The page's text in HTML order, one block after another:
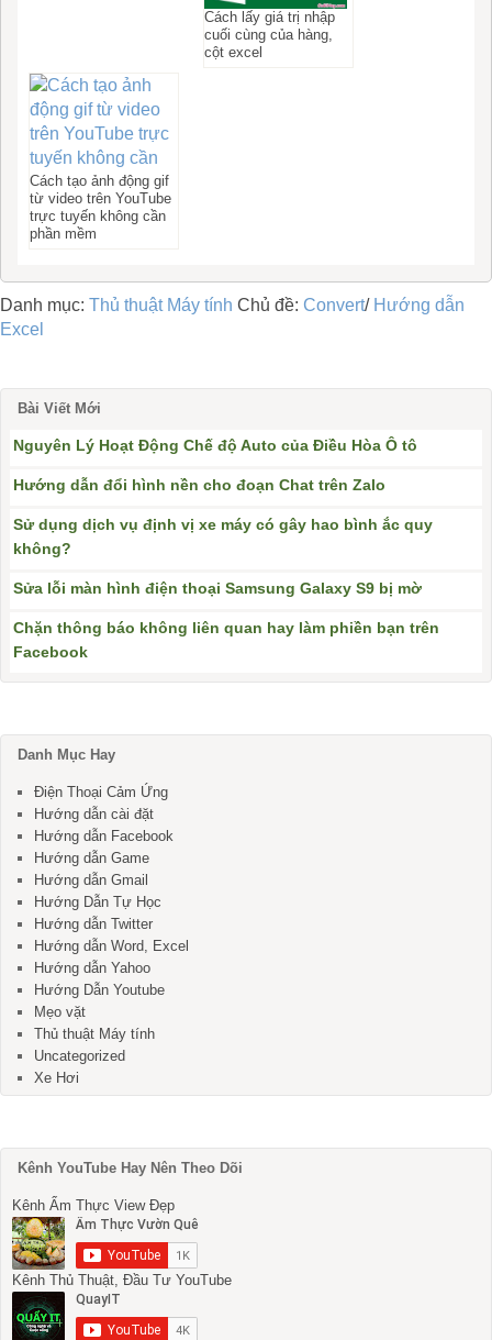
Cách lấy giá trị nhập
cuối cùng của hàng,
cột excel
Cách tạo ảnh động gif
từ video trên YouTube
trực tuyến không cần
phần mềm
Danh mục: Thủ thuật Máy tính Chủ đề: Convert/ Hướng dẫn
Excel
Bài Viết Mới
Nguyên Lý Hoạt Động Chế độ Auto của Điều Hòa Ô tô
Hướng dẫn đổi hình nền cho đoạn Chat trên Zalo
Sử dụng dịch vụ định vị xe máy có gây hao bình ắc quy
không?
Sửa lỗi màn hình điện thoại Samsung Galaxy S9 bị mờ
Chặn thông báo không liên quan hay làm phiền bạn trên
Facebook
Danh Mục Hay
Điện Thoại Cảm Ứng
Hướng dẫn cài đặt
Hướng dẫn Facebook
Hướng dẫn Game
Hướng dẫn Gmail
Hướng Dẫn Tự Học
Hướng dẫn Twitter
Hướng dẫn Word, Excel
Hướng dẫn Yahoo
Hướng Dẫn Youtube
Mẹo vặt
Thủ thuật Máy tính
Uncategorized
Xe Hơi
Kênh YouTube Hay Nên Theo Dõi
Kênh Ẩm Thực View Đẹp
Kênh Thủ Thuật, Đầu Tư YouTube